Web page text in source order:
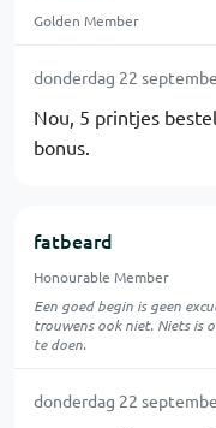
Golden Member
donderdag 22
Nou, 5 printjes
bonus.
fatbeard
Honourable Member
Een goed begin is geen
trouwens ook niet. Niets is
te doen.
donderdag 22